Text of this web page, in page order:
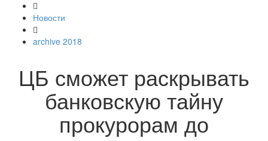
Новости
archive 2018
ЦБ сможет раскрывать
банковскую тайну
прокурорам до